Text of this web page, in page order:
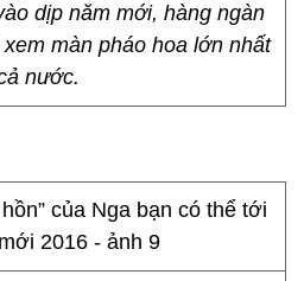
dịp năm mới, hàng ngàn
màn pháo hoa lớn nhất
nước.